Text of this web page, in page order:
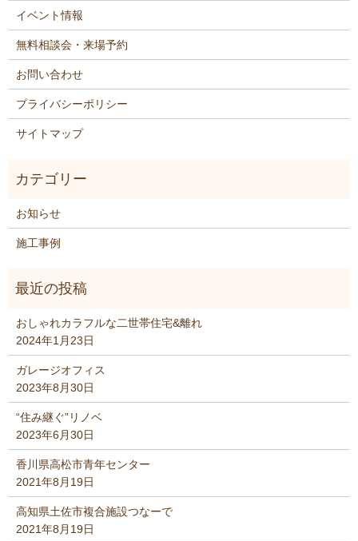
イベント情報
無料相談会・来場予約
お問い合わせ
プライバシーポリシー
サイトマップ
お知らせ
施工事例
おしゃれカラフルな二世帯住宅&離れ
2024年1月23日
ガレージオフィス
2023年8月30日
“住み継ぐ”リノベ
2023年6月30日
香川県高松市青年センター
2021年8月19日
高知県土佐市複合施設つなーで
2021年8月19日